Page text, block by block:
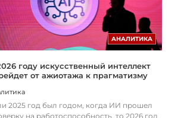
АНАЛИТИКА
году искусственный интеллект
от ажиотажа к прагматизму
2025 год был годом, когда ИИ прошел
на работоспособность, то 2026 год